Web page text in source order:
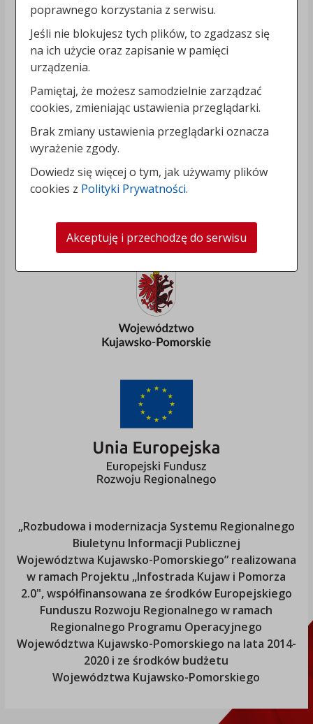
„Rozbudowa i modernizacja Systemu Regionalnego
Biuletynu Informacji Publicznej
Województwa Kujawsko-Pomorskiego” realizowana
w ramach Projektu „Infostrada Kujaw i Pomorza
2.0", współfinansowana ze środków Europejskiego
Funduszu Rozwoju Regionalnego w ramach
Regionalnego Programu Operacyjnego
Województwa Kujawsko-Pomorskiego na lata 2014-
2020 i ze środków budżetu
Województwa Kujawsko-Pomorskiego
poprawnego korzystania z serwisu.
Jeśli nie blokujesz tych plików, to zgadzasz się
na ich użycie oraz zapisanie w pamięci
urządzenia.
Pamiętaj, że możesz samodzielnie zarządzać
cookies, zmieniając ustawienia przeglądarki.
Brak zmiany ustawienia przeglądarki oznacza
wyrażenie zgody.
Dowiedz się więcej o tym, jak używamy plików
cookies z Polityki Prywatności.
Akceptuję i przechodzę do serwisu